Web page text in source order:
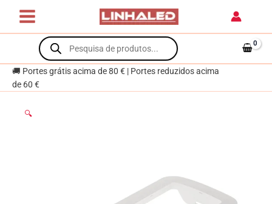
content
Products
search
🚚 Portes grátis acima de 80 € | Portes reduzidos acima
de 60 €
🔍
para
luz
emergência
KANATA